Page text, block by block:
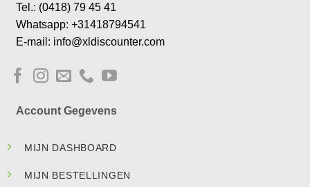
Tel.: (0418) 79 45 41
Whatsapp: +31418794541
E-mail: info@xldiscounter.com
Account Gegevens
MIJN DASHBOARD
MIJN BESTELLINGEN